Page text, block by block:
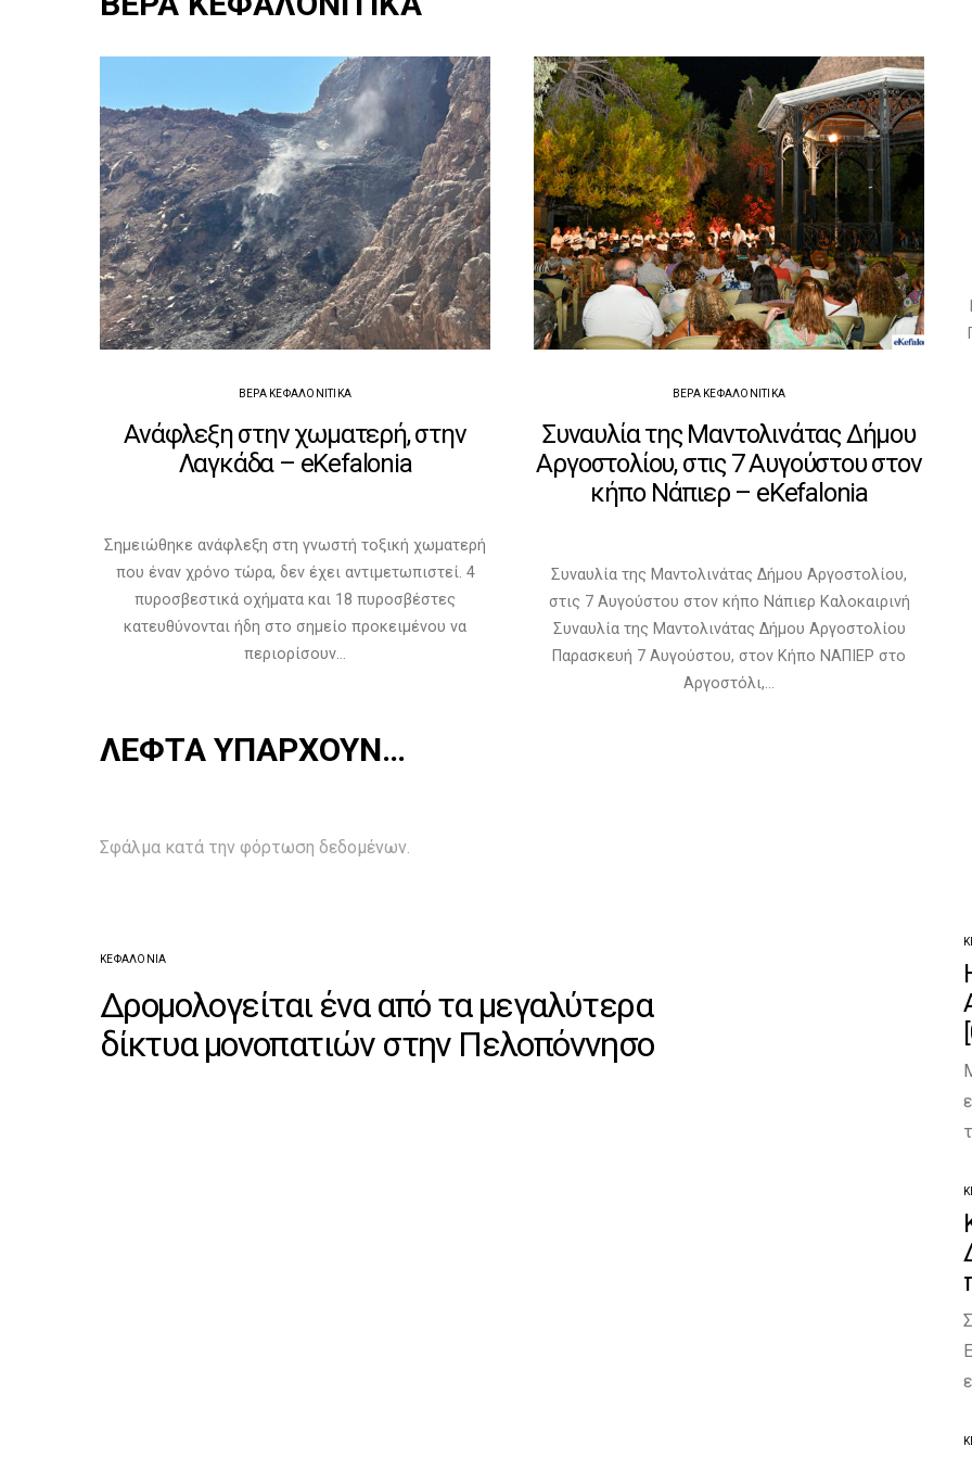
ΒΈΡΑ ΚΕΦΑΛΟΝΊΤΙΚΑ
Ανάφλεξη στην χωματερή, στην
Λαγκάδα – eKefalonia
Σημειώθηκε ανάφλεξη στη γνωστή τοξική χωματερή
που έναν χρόνο τώρα, δεν έχει αντιμετωπιστεί. 4
πυροσβεστικά οχήματα και 18 πυροσβέστες
κατευθύνονται ήδη στο σημείο προκειμένου να
περιορίσουν…
ΒΈΡΑ ΚΕΦΑΛΟΝΊΤΙΚΑ
Συναυλία της Μαντολινάτας Δήμου
Αργοστολίου, στις 7 Αυγούστου στον
κήπο Νάπιερ – eKefalonia
Συναυλία της Μαντολινάτας Δήμου Αργοστολίου,
στις 7 Αυγούστου στον κήπο Νάπιερ Καλοκαιρινή
Συναυλία της Μαντολινάτας Δήμου Αργοστολίου
Παρασκευή 7 Αυγούστου, στον Κήπο ΝΑΠΙΕΡ στο
Αργοστόλι,…
ΛΕΦΤΑ ΥΠΆΡΧΟΥΝ…
Σφάλμα κατά την φόρτωση δεδομένων.
ΚΕΦΑΛΟΝΙΆ
Δρομολογείται ένα από τα μεγαλύτερα
δίκτυα μονοπατιών στην Πελοπόννησο